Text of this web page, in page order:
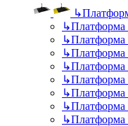
↳
↳Платформа
↳Платформа
↳Платформа
↳Платформа
↳Платформа
↳Платформа
↳Платформа
↳Платформа